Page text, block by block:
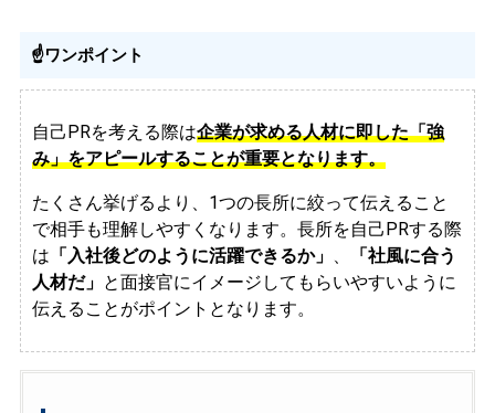
☝️ワンポイント
自己PRを考える際は企業が求める人材に即した「強
み」をアピールすることが重要となります。
たくさん挙げるより、1つの長所に絞って伝えること
で相手も理解しやすくなります。長所を自己PRする際
は 「入社後どのように活躍できるか」 、
「社風に合う
人材だ」 と面接官にイメージしてもらいやすいように
伝えることがポイントとなります。